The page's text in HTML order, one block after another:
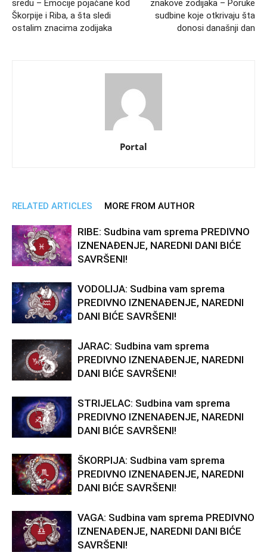
sredu – Emocije pojačane kod
Škorpije i Riba, a šta sledi
ostalim znacima zodijaka
znakove zodijaka – Poruke
sudbine koje otkrivaju šta
donosi današnji dan
Portal
RELATED ARTICLES MORE FROM AUTHOR
RIBE: Sudbina vam sprema PREDIVNO
IZNENAĐENJE, NAREDNI DANI BIĆE
SAVRŠENI!
VODOLIJA: Sudbina vam sprema
PREDIVNO IZNENAĐENJE, NAREDNI
DANI BIĆE SAVRŠENI!
JARAC: Sudbina vam sprema
PREDIVNO IZNENAĐENJE, NAREDNI
DANI BIĆE SAVRŠENI!
STRIJELAC: Sudbina vam sprema
PREDIVNO IZNENAĐENJE, NAREDNI
DANI BIĆE SAVRŠENI!
ŠKORPIJA: Sudbina vam sprema
PREDIVNO IZNENAĐENJE, NAREDNI
DANI BIĆE SAVRŠENI!
VAGA: Sudbina vam sprema PREDIVNO
IZNENAĐENJE, NAREDNI DANI BIĆE
SAVRŠENI!